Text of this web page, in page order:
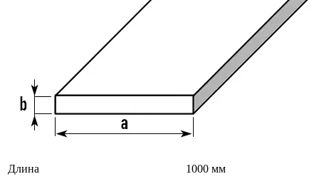
Длина
1000 мм